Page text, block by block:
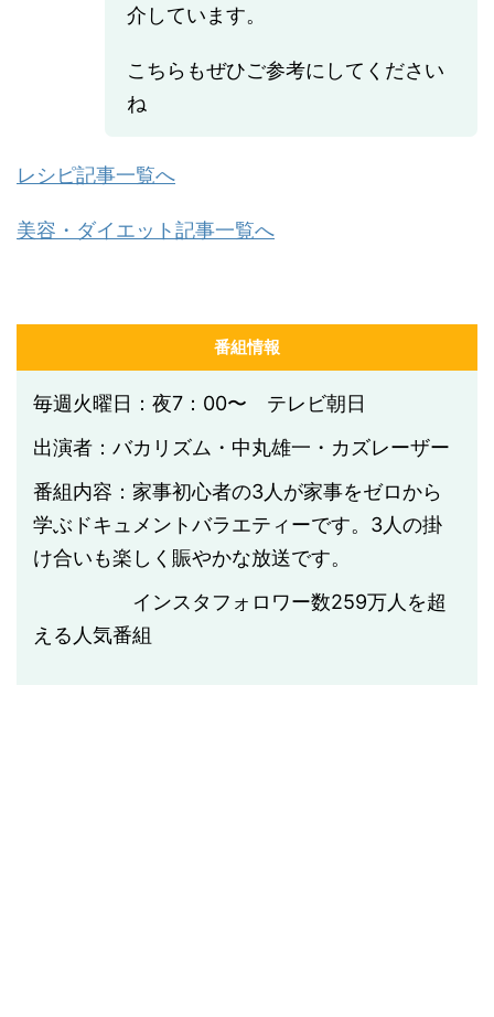
介しています。
こちらもぜひご参考にしてください
ね
レシピ記事一覧へ
美容・ダイエット記事一覧へ
番組情報
毎週火曜日：夜7：00〜 テレビ朝日
出演者：バカリズム・中丸雄一・カズレーザー
番組内容：家事初心者の3人が家事をゼロから
学ぶドキュメントバラエティーです。3人の掛
け合いも楽しく賑やかな放送です。
インスタフォロワー数259万人を超
える人気番組